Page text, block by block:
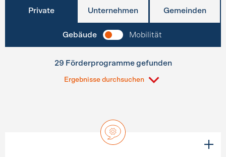
Private Unternehmen Gemeinden
Gebäude Mobilität
29 Förderprogramme gefunden
Ergebnisse durchsuchen